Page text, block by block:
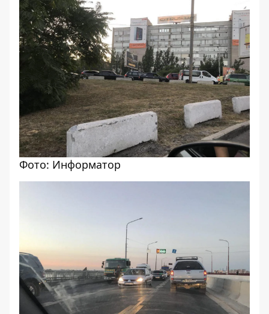
Фото: Информатор